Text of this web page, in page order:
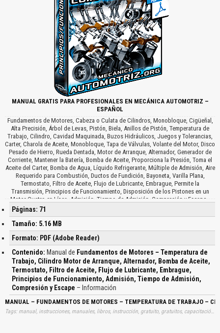
MANUAL GRATIS PARA PROFESIONALES EN MECÁNICA AUTOMOTRIZ –
ESPAÑOL
Fundamentos de Motores, Cabeza o Culata de Cilindros, Monobloque, Cigüeñal,
Alta Precisión, Árbol de Levas, Pistón, Biela, Anillos de Pistón, Temperatura de
Trabajo, Cilindro, Cavidad Maquinada, Buzos Hidráulicos, Juegos y Tolerancias,
Carter, Charola de Aceite, Monobloque, Tapa de Válvulas, Volante del Motor, Disco
Pesado de Hierro, Rueda Dentada, Motor de Arranque, Alternador, Generador de
Corriente, Mantener la Batería, Bomba de Aceite, Proporciona la Presión, Toma el
Aceite del Carter, Bomba de Agua, Líquido Refrigerante, Múltiple de Admisión, Aire
Requerido para Combustión, Ductos de Fundición, Bayoneta, Varilla Plana,
Termostato, Filtro de Aceite, Flujo de Lubricante, Embrague, Permite la
Transmisión, Principios de Funcionamiento, Disposición de los Pistones en un
Motor Cuatro en Línea, Admisión, Tiempo de Admisión, Compresión y Escape…
Páginas: 71
Tamaño: 5.16 MB
Formato: PDF (Adobe Reader)
Contenido: Manual de Fundamentos de Motores – Temperatura de
Trabajo, Cilindro Motor de Arranque, Alternador, Bomba de Aceite,
Termostato, Filtro de Aceite, Flujo de Lubricante, Embrague,
Principios de Funcionamiento, Admisión, Tiempo de Admisión,
Compresión y Escape – Información
MANUAL – FUNDAMENTOS DE MOTORES – TEMPERATURA DE TRABAJO –
Tags: manual, instrucciones, manuales, libros, instrucción, gratuito, gratuitos, capacitación, entrenamiento, capacitaciones, información, datos, gratis, descargar, guías, guias, fundamentos, motores, temperaturas, trabajos, cilindros, motores, arranques, alternadores, bombas, aceites, termostatos, filtros, aceites, flujos, lubricantes, embragues, principios, funcionamientos, admisiones, tiempos, admisiones, compresiones, escapes, aprender, descargas